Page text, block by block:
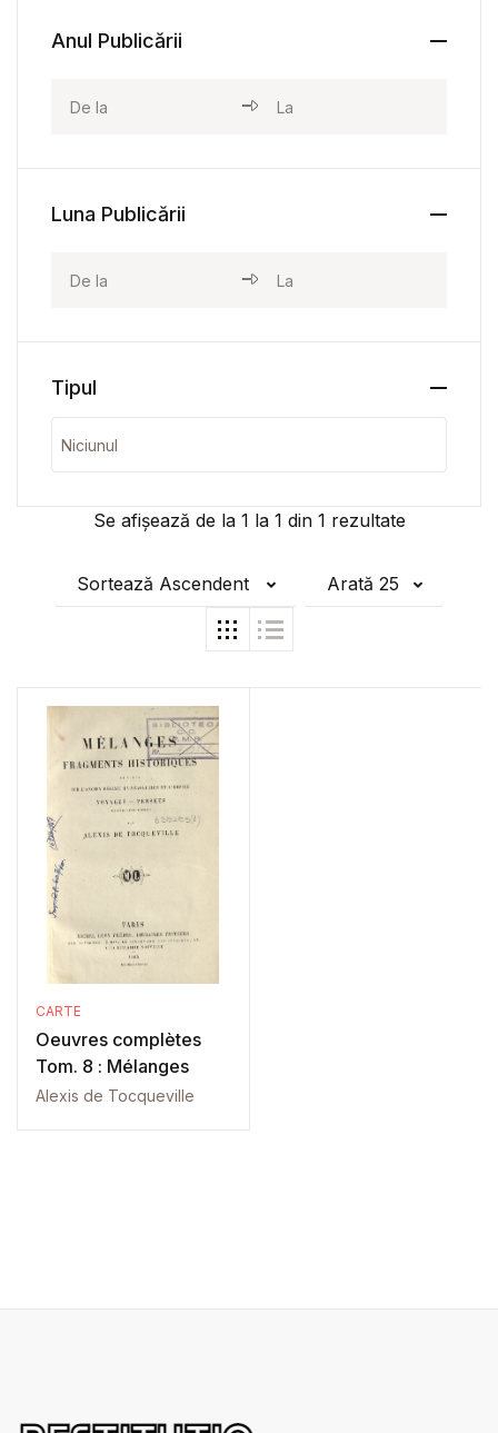
Se afișează de la 1 la 1 din 1 rezultate
Sortează Ascendent Arată 25
CARTE
Oeuvres complètes
Tom. 8 : Mélanges
Alexis de Tocqueville
Anul Publicării
Luna Publicării
Tipul